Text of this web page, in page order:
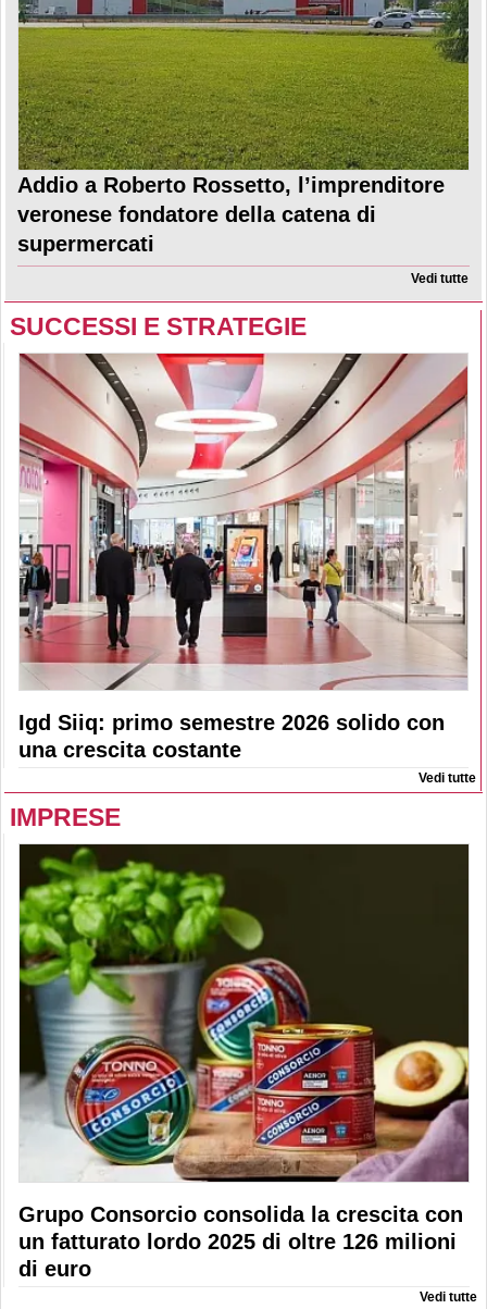
Addio a Roberto Rossetto, l’imprenditore
veronese fondatore della catena di
supermercati
Vedi tutte
SUCCESSI E STRATEGIE
Igd Siiq: primo semestre 2026 solido con
una crescita costante
Vedi tutte
IMPRESE
Grupo Consorcio consolida la crescita con
un fatturato lordo 2025 di oltre 126 milioni
di euro
Vedi tutte